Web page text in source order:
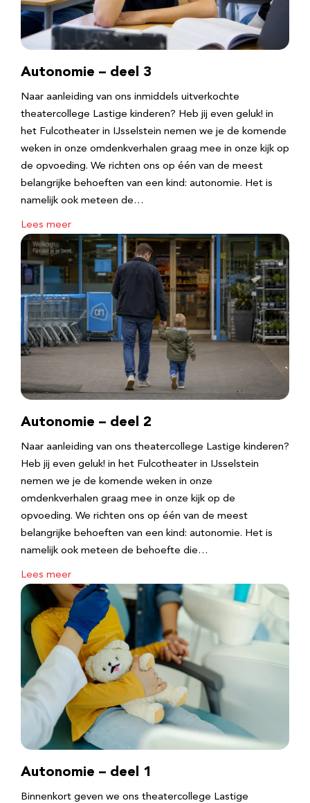
Autonomie – deel 3
Naar aanleiding van ons inmiddels uitverkochte
theatercollege Lastige kinderen? Heb jij even geluk! in
het Fulcotheater in IJsselstein nemen we je de komende
weken in onze omdenkverhalen graag mee in onze kijk op
de opvoeding. We richten ons op één van de meest
belangrijke behoeften van een kind: autonomie. Het is
namelijk ook meteen de…
Lees meer
Autonomie – deel 2
Naar aanleiding van ons theatercollege Lastige kinderen?
Heb jij even geluk! in het Fulcotheater in IJsselstein
nemen we je de komende weken in onze
omdenkverhalen graag mee in onze kijk op de
opvoeding. We richten ons op één van de meest
belangrijke behoeften van een kind: autonomie. Het is
namelijk ook meteen de behoefte die…
Lees meer
Autonomie – deel 1
Binnenkort geven we ons theatercollege Lastige